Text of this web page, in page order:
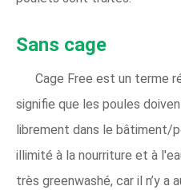
Sans cage
Cage Free est un terme
signifie que les poules
librement dans le bâtiment/
illimité à la nourriture et à
très greenwashé, car il n’y a